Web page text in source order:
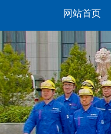
网站首页